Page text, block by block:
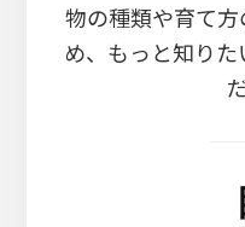
物の種類や育て
め、もっと知り